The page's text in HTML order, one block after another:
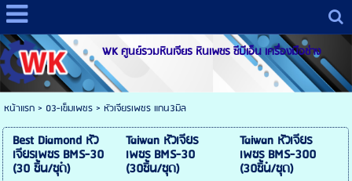
WK ศูนย์รวมหินเจียร หินเพชร ซีบีเอ็น เครื่องมือช่าง
หน้าแรก> 03-เข็มเพชร> หัวเจียรเพชร แกน3มิล
Best Diamond หัว
เจียรเพชร ฺBMS-30
(30 ชิ้น/ชุด)
Taiwan หัวเจียร
เพชร BMS-30
(30ชิ้น/ชุด)
Taiwan หัวเจียร
เพชร ฺBMS-300
(30ชิ้น/ชุด)